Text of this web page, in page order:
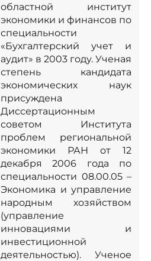
областной институт
экономики и финансов по
специальности
«Бухгалтерский учет и
аудит» в 2003 году. Ученая
степень кандидата
экономических наук
присуждена
Диссертационным
советом Института
проблем региональной
экономики РАН от 12
декабря 2006 года по
специальности 08.00.05 –
Экономика и управление
народным хозяйством
(управление
инновациями и
инвестиционной
деятельностью). Ученое